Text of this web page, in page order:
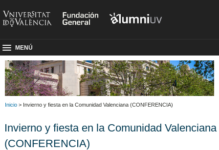
MENÚ
Inicio > Invierno y fiesta en la Comunidad Valenciana (CONFERENCIA)
Invierno y fiesta en la Comunidad Valenciana
(CONFERENCIA)